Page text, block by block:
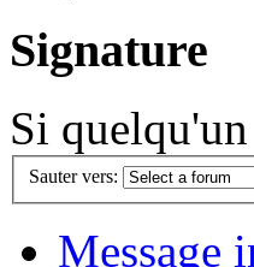
Signature
Si
Sauter vers:
Message